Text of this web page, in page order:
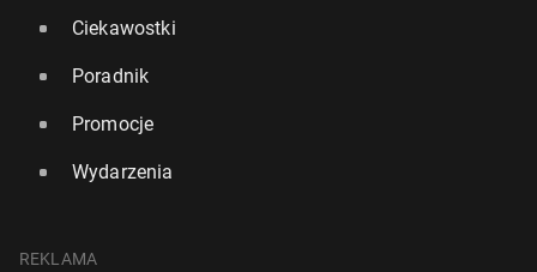
Ciekawostki
Poradnik
Promocje
Wydarzenia
REKLAMA